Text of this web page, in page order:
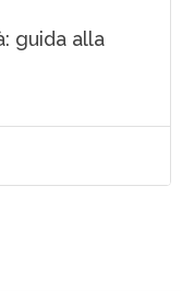
guida alla